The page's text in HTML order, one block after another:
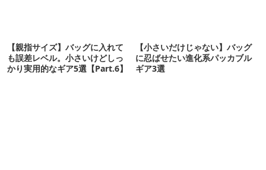
【親指サイズ】バッグに入れて
も誤差レベル。小さいけどしっ
かり実用的なギア5選【Part.6】
【小さいだけじゃない】バッグ
に忍ばせたい進化系パッカブル
ギア3選